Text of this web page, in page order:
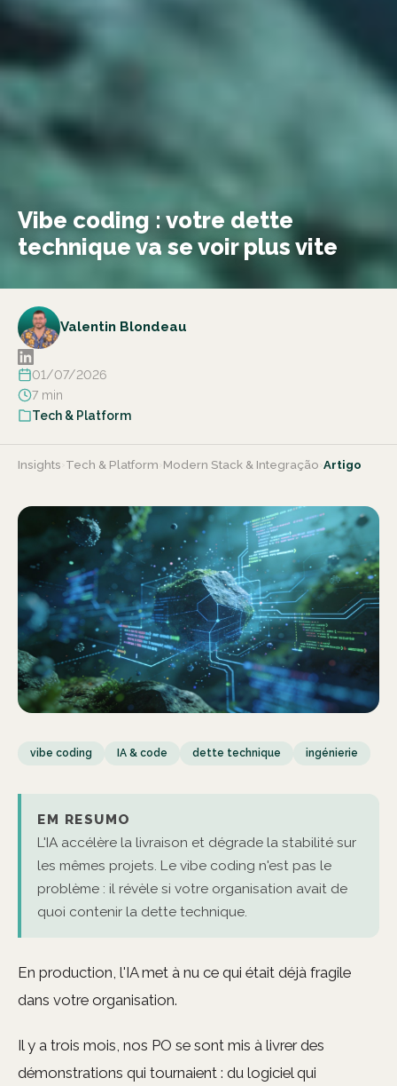
Vibe coding : votre dette
technique va se voir plus vite
Valentin Blondeau
01/07/2026
7 min
Tech & Platform
Insights Tech & Platform Modern Stack & Integração Artigo
vibe coding IA & code dette technique ingénierie
EM RESUMO
L'IA accélère la livraison et dégrade la stabilité sur
les mêmes projets. Le vibe coding n'est pas le
problème : il révèle si votre organisation avait de
quoi contenir la dette technique.
En production, l'IA met à nu ce qui était déjà fragile
dans votre organisation.
Il y a trois mois, nos PO se sont mis à livrer des
démonstrations qui tournaient : du logiciel qui